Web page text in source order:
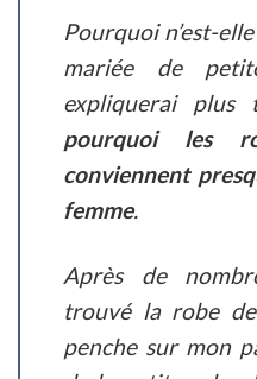
Pourquoi n’est-
mariée de
expliquerai
pourquoi les
conviennent
femme.
Après de
trouvé la robe de
penche sur mon